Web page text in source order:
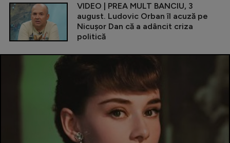
VIDEO | PREA MULT BANCIU, 3
august. Ludovic Orban îl acuză pe
Nicușor Dan că a adâncit criza
politică